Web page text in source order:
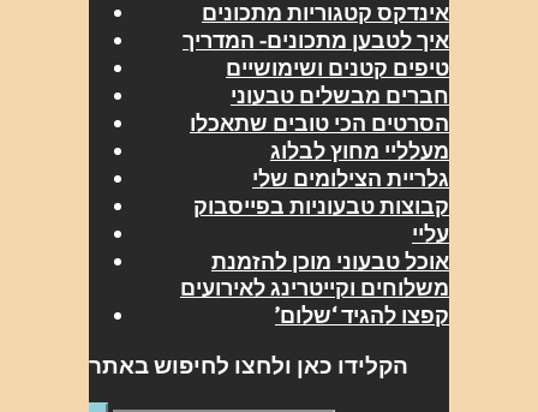
אינדקס קטגוריות מתכונים
איך לטבען מתכונים- המדריך
טיפים קטנים ושימושיים
חברים מבשלים טבעוני
הסרטים הכי טובים שתאכלו
מעלליי מחוץ לבלוג
גלריית הצילומים שלי
קבוצות טבעוניות בפייסבוק
עליי
אוכל טבעוני מוכן להזמנת
משלוחים וקייטרינג לאירועים
קפצו להגיד ‘שלום’
הקלידו כאן ולחצו לחיפוש באתר